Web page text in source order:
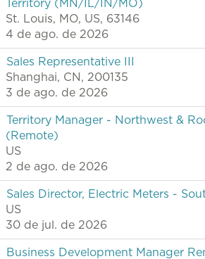
Territory (MN/IL/IN/MO)
St. Louis, MO, US, 63146
4 de ago. de 2026
Sales Representative III
Shanghai, CN, 200135
3 de ago. de 2026
Territory Manager - Northwest &
(Remote)
US
2 de ago. de 2026
Sales Director, Electric Meters -
US
30 de jul. de 2026
Business Development Manager